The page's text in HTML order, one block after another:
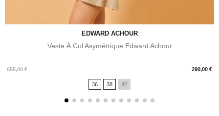
EDWARD ACHOUR
Veste À Col Asymétrique Edward Achour
685,00 € 290,00 €
Prix
36 38 42